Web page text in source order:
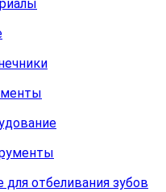
отбеливания зубов